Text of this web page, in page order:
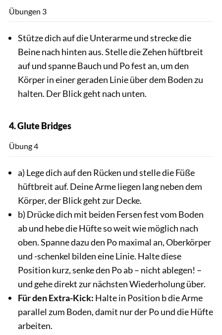
Übungen 3
Stütze dich auf die Unterarme und strecke die
Beine nach hinten aus. Stelle die Zehen hüftbreit
auf und spanne Bauch und Po fest an, um den
Körper in einer geraden Linie über dem Boden zu
halten. Der Blick geht nach unten.
4. Glute Bridges
Übung 4
a) Lege dich auf den Rücken und stelle die Füße
hüftbreit auf. Deine Arme liegen lang neben dem
Körper, der Blick geht zur Decke.
b) Drücke dich mit beiden Fersen fest vom Boden
ab und hebe die Hüfte so weit wie möglich nach
oben. Spanne dazu den Po maximal an, Oberkörper
und -schenkel bilden eine Linie. Halte diese
Position kurz, senke den Po ab – nicht ablegen! –
und gehe direkt zur nächsten Wiederholung über.
Für den Extra-Kick: Halte in Position b die Arme
parallel zum Boden, damit nur der Po und die Hüfte
arbeiten.